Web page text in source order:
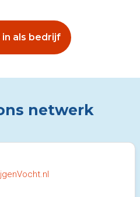
in als bedrijf
netwerk